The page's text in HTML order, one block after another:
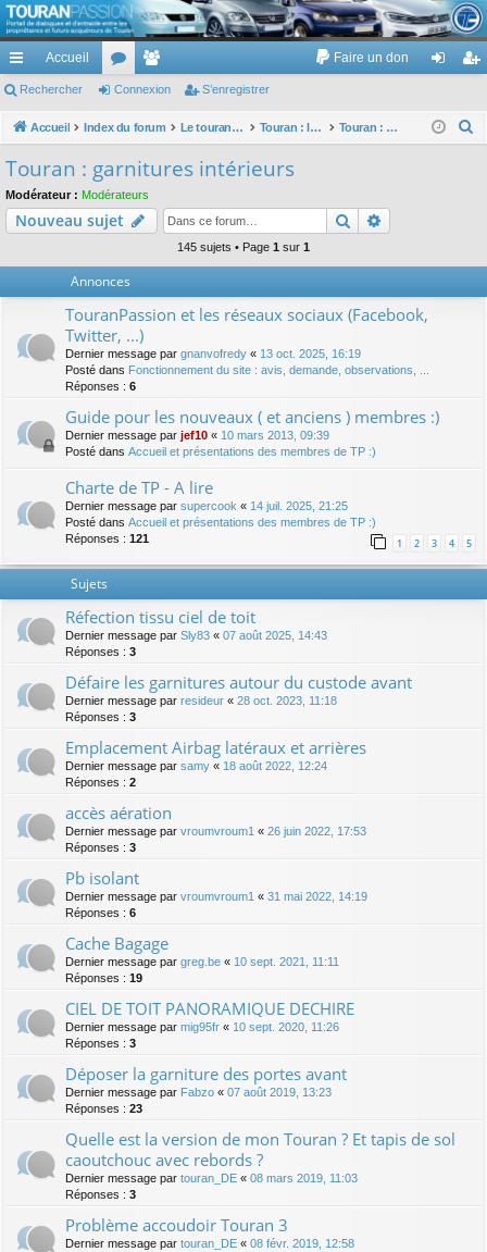
TouranPassion
Le forum des propriétaires ou futurs acquéreurs du Volkswagen Touran
cc
ès
pi
de
Accueil
or
u
e
m
Faire un don
ne nr
Rechercher Connexion S’enregistrer
Accueil Index du forum Le touran dans ses versions I (V1 V2 V3) et II ... Touran : les éléments et équipements extérieurs et intérieurs Touran : garnitures intérieurs
c
Touran : garnitures intérieurs
Modérateur : Modérateurs
Nouveau sujet Rechercher
145 sujets • Page 1 sur 1
Annonces
TouranPassion et les réseaux sociaux (Facebook,
Twitter, ...)
Dernier message par gnanvofredy « 13 oct. 2025, 16:19
Posté dans Fonctionnement du site : avis, demande, observations, ...
Réponses : 6
Guide pour les nouveaux ( et anciens ) membres :)
Dernier message par jef10 « 10 mars 2013, 09:39
Posté dans Accueil et présentations des membres de TP :)
Charte de TP - A lire
Dernier message par supercook « 14 juil. 2025, 21:25
Posté dans Accueil et présentations des membres de TP :)
Réponses : 121 1 2 3 4 5
Sujets
Réfection tissu ciel de toit
Dernier message par Sly83 « 07 août 2025, 14:43
Réponses : 3
Défaire les garnitures autour du custode avant
Dernier message par resideur « 28 oct. 2023, 11:18
Réponses : 3
Emplacement Airbag latéraux et arrières
Dernier message par samy « 18 août 2022, 12:24
Réponses : 2
accès aération
Dernier message par vroumvroum1 « 26 juin 2022, 17:53
Réponses : 3
Pb isolant
Dernier message par vroumvroum1 « 31 mai 2022, 14:19
Réponses : 6
Cache Bagage
Dernier message par greg.be « 10 sept. 2021, 11:11
Réponses : 19
CIEL DE TOIT PANORAMIQUE DECHIRE
Dernier message par mig95fr « 10 sept. 2020, 11:26
Réponses : 3
Déposer la garniture des portes avant
Dernier message par Fabzo « 07 août 2019, 13:23
Réponses : 23
Quelle est la version de mon Touran ? Et tapis de sol
caoutchouc avec rebords ?
Dernier message par touran_DE « 08 mars 2019, 11:03
Réponses : 3
Problème accoudoir Touran 3
Dernier message par touran_DE « 08 févr. 2019, 12:58